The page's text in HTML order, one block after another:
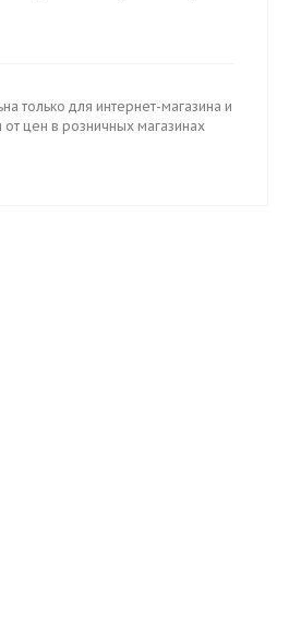
только для интернет-магазина и
от цен в розничных магазинах